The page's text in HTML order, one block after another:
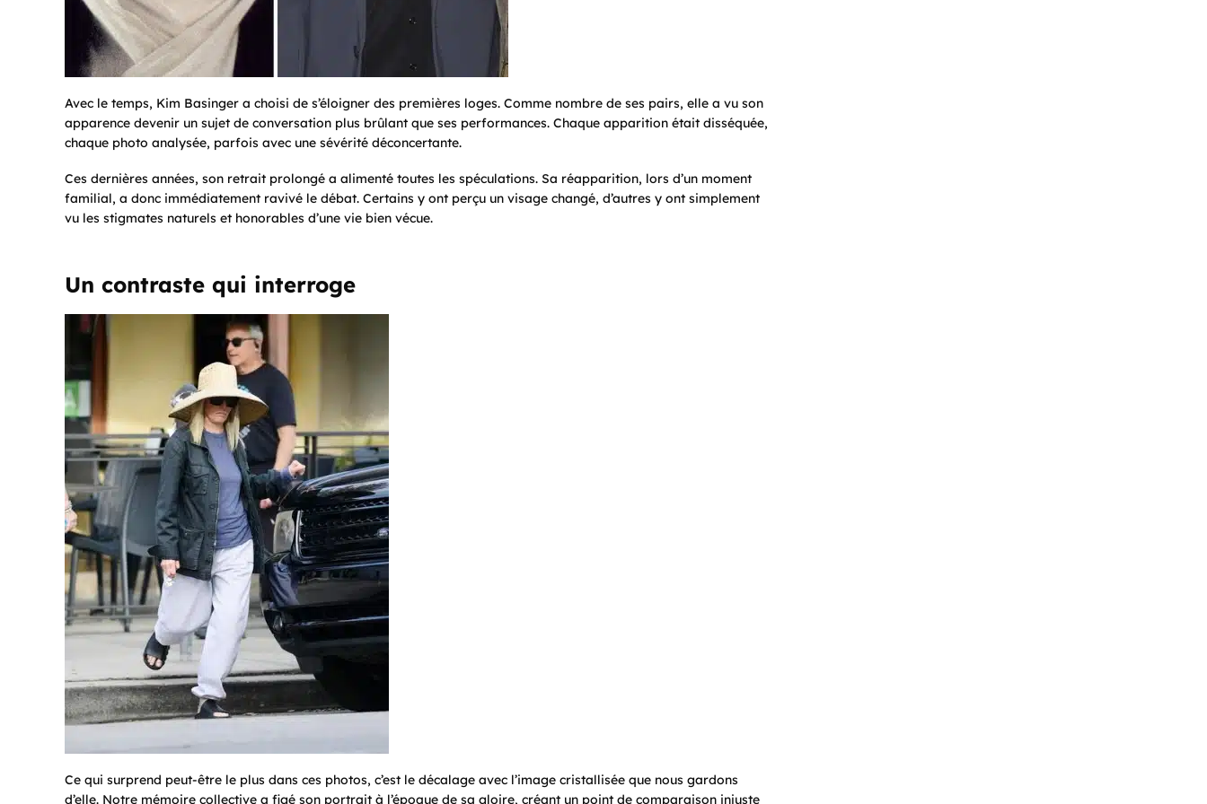
Avec le temps, Kim Basinger a choisi de s’éloigner des premières loges. Comme nombre de ses pairs, elle a vu son
apparence devenir un sujet de conversation plus brûlant que ses performances. Chaque apparition était disséquée,
chaque photo analysée, parfois avec une sévérité déconcertante.
Ces dernières années, son retrait prolongé a alimenté toutes les spéculations. Sa réapparition, lors d’un moment
familial, a donc immédiatement ravivé le débat. Certains y ont perçu un visage changé, d’autres y ont simplement
vu les stigmates naturels et honorables d’une vie bien vécue.
Un contraste qui interroge
Ce qui surprend peut-être le plus dans ces photos, c’est le décalage avec l’image cristallisée que nous gardons
d’elle. Notre mémoire collective a figé son portrait à l’époque de sa gloire, créant un point de comparaison injuste